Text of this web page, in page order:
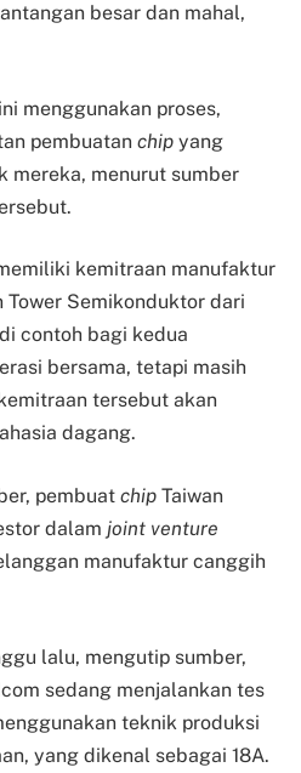
besar dan mahal,
menggunakan proses,
pembuatan chip yang
mereka, menurut sumber
kemitraan manufaktur
Tower Semikonduktor dari
contoh bagi kedua
bersama, tetapi masih
tersebut akan
dagang.
pembuat chip Taiwan
dalam joint venture
manufaktur canggih
lalu, mengutip sumber,
sedang menjalankan tes
teknik produksi
yang dikenal sebagai 18A.